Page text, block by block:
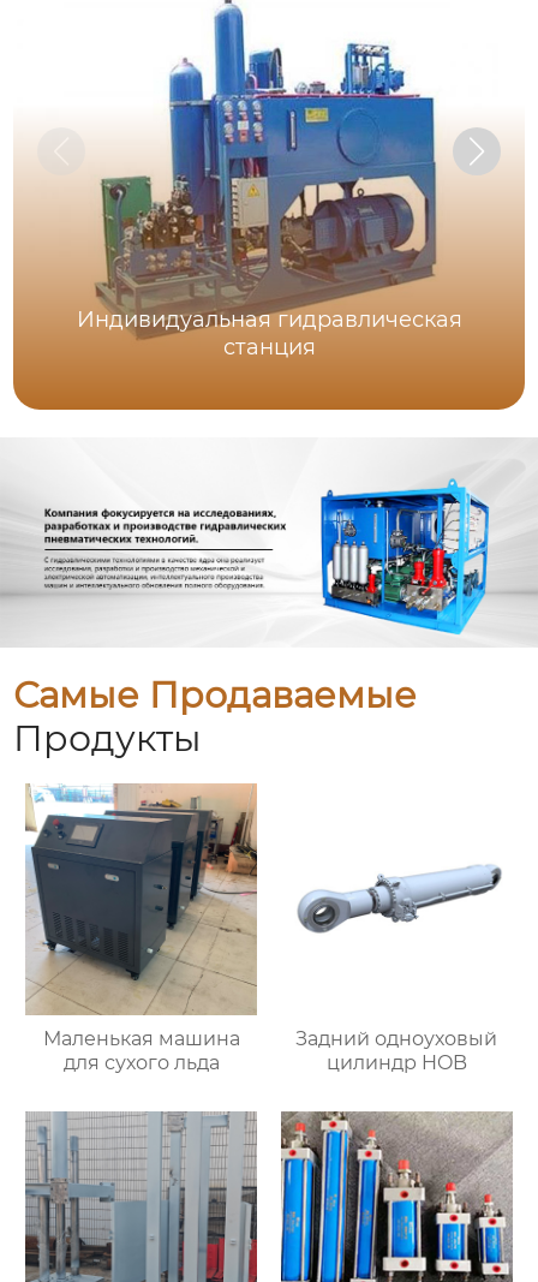
Индивидуальная гидравлическая
станция
Самые Продаваемые
Продукты
Маленькая машина
для сухого льда
Задний одноуховый
цилиндр HOB